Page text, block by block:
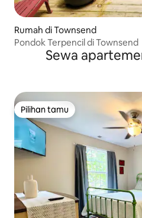
Rumah di Townsend
Pondok Terpencil di Townsend
Sewa
Pilihan tamu
Pilihan tamu